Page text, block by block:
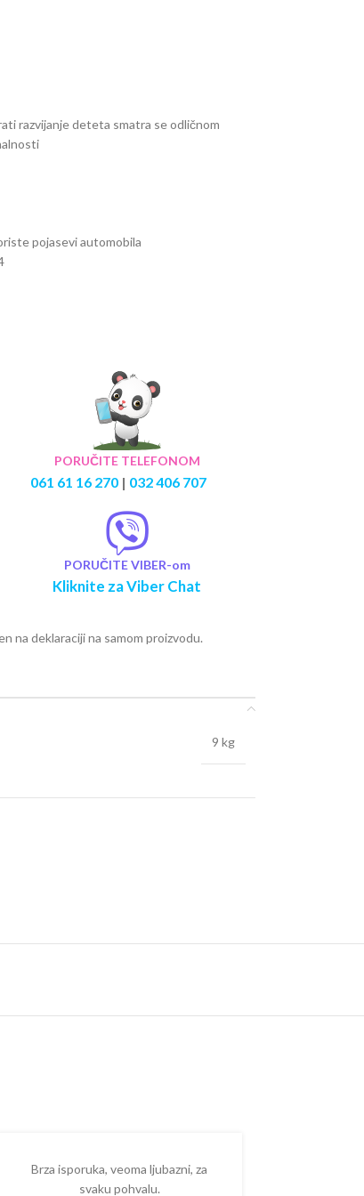
razvijanje deteta smatra se odličnom
pojasevi automobila
PORUČITE TELEFONOM
061 61 16 270| 032 406 707
PORUČITE VIBER-om
Kliknite za Viber Chat
na deklaraciji na samom proizvodu.
9 kg
Brza isporuka, veoma ljubazni, za
svaku pohvalu.